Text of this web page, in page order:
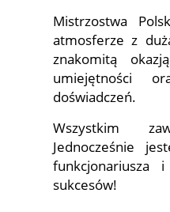
Mistrzostwa
atmosferze z
znakomitą
umiejętności
doświadczeń.
Wszystkim
Jednocześnie
funkcjonariusza
sukcesów!